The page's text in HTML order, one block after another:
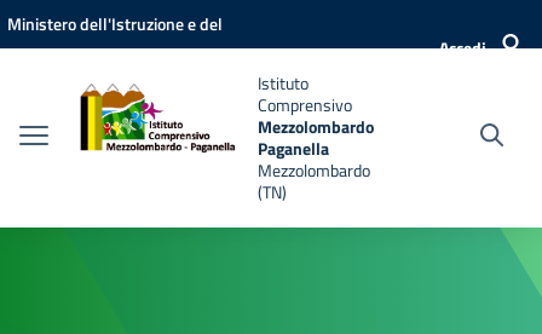
Vai ai contenuti
Vai al menu di navigazione
Vai al footer
Ministero dell'Istruzione e del
Accedi
Istituto
Comprensivo
Mezzolombardo
Paganella
Mezzolombardo
(TN)